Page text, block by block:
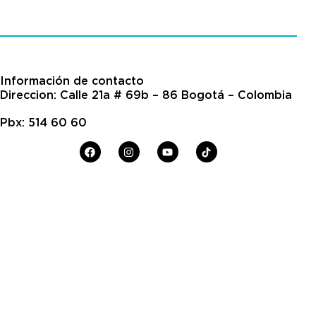
Información de contacto
Direccion: Calle 21a # 69b – 86 Bogotá – Colombia
Pbx: 514 60 60